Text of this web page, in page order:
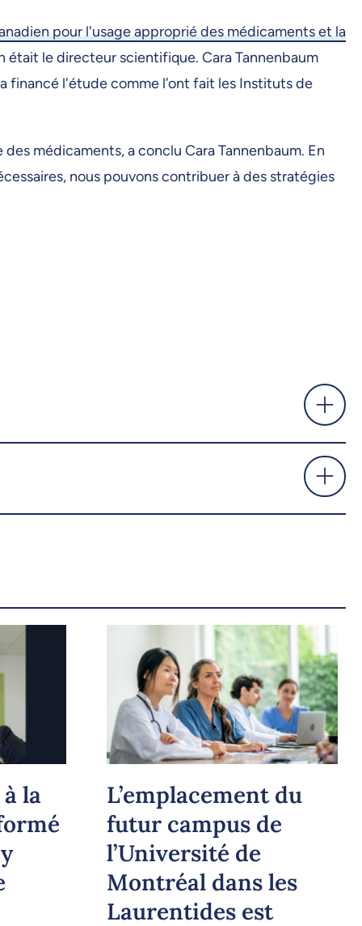
pour l'usage approprié des médicaments et la
était le directeur scientifique. Cara Tannenbaum
financé l'étude comme l’ont fait les Instituts de
médicaments, a conclu Cara Tannenbaum. En
nous pouvons contribuer à des stratégies
la
L’emplacement du
futur campus de
l’Université de
Montréal dans les
Laurentides est